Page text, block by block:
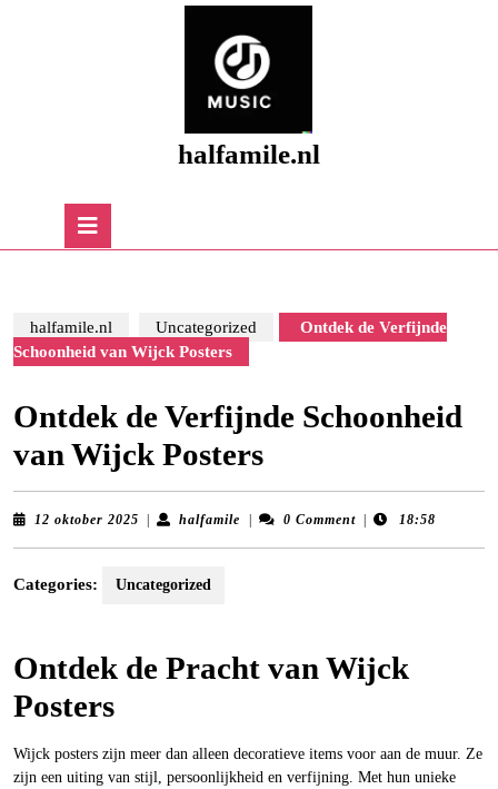
halfamile.nl
halfamile.nl Uncategorized
Ontdek de Verfijnde
Schoonheid van Wijck Posters
Ontdek de Verfijnde Schoonheid
van Wijck Posters
12 oktober 2025 12
halfamile halfamile0 Comment 18:58
Categories: Uncategorized
Ontdek de Pracht van Wijck
Posters
Wijck posters zijn meer dan alleen decoratieve items voor aan de muur. Ze
zijn een uiting van stijl, persoonlijkheid en verfijning. Met hun unieke